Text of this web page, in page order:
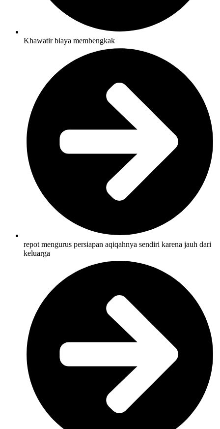
Khawatir biaya membengkak
repot mengurus persiapan aqiqahnya sendiri karena jauh dari
keluarga